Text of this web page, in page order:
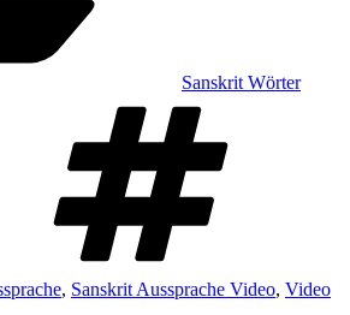
Sanskrit Wörter
, Sanskrit Aussprache Video, Video